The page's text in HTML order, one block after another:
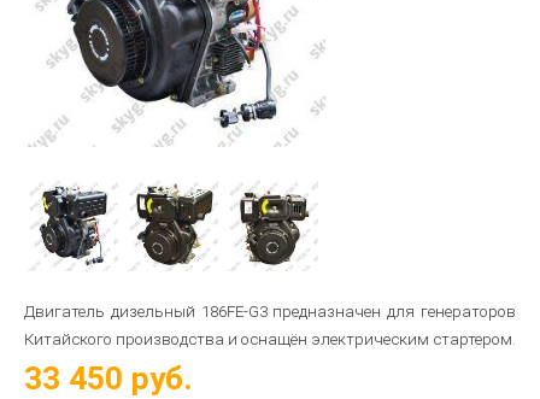
Двигатель дизельный 186FЕ-G3 предназначен для генераторов
Китайского производства и оснащён электрическим стартером.
33 450 руб.